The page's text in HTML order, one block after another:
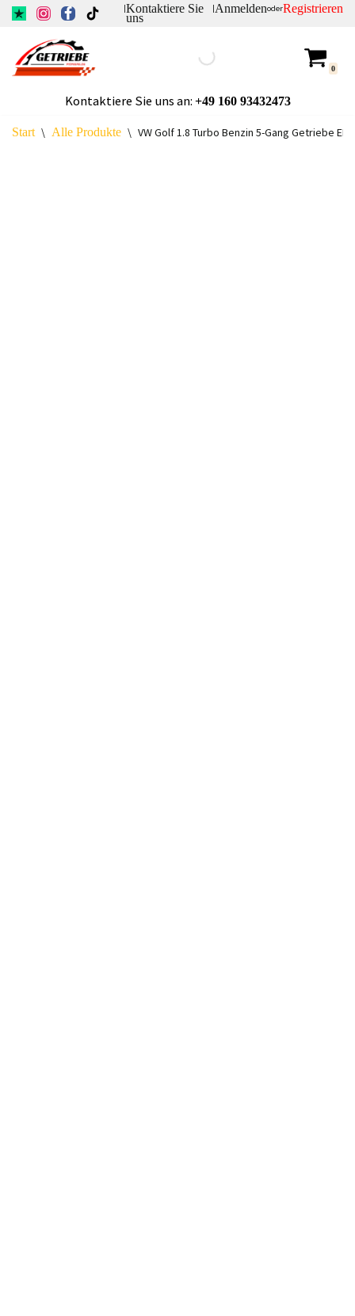
Inhalt
springen
|Kontaktiere Sie
uns
|AnmeldenoderRegistrieren
0
Kontaktiere Sie uns an: +49160 93432473
Start \ Alle Produkte \ VW Golf 1.8 Turbo Benzin 5-Gang Getriebe